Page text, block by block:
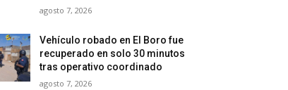
agosto 7, 2026
Vehículo robado en El Boro fue
recuperado en solo 30 minutos
tras operativo coordinado
agosto 7, 2026